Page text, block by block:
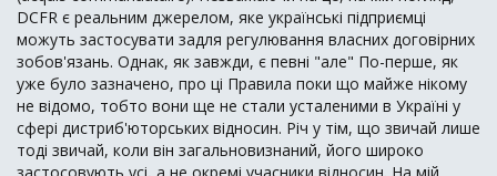
DCFR є реальним джерелом, яке українські підприємці
можуть застосувати задля регулювання власних договірних
зобов'язань. Однак, як завжди, є певні "але" По-перше, як
уже було зазначено, про ці Правила поки що майже нікому
не відомо, тобто вони ще не стали усталеними в Україні у
сфері дистриб'юторських відносин. Річ у тім, що звичай лише
тоді звичай, коли він загальновизнаний, його широко
застосовують усі, а не окремі учасники відносин. На мій